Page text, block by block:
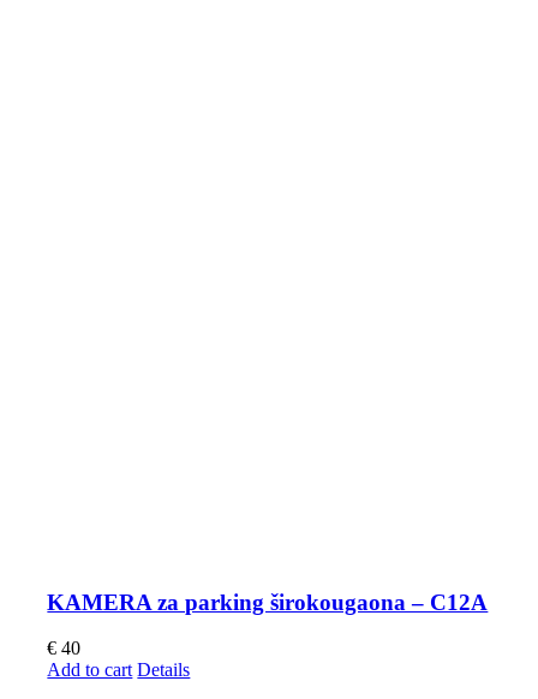
KAMERA za parking širokougaona – C12A
€ 40
Add to cart Details